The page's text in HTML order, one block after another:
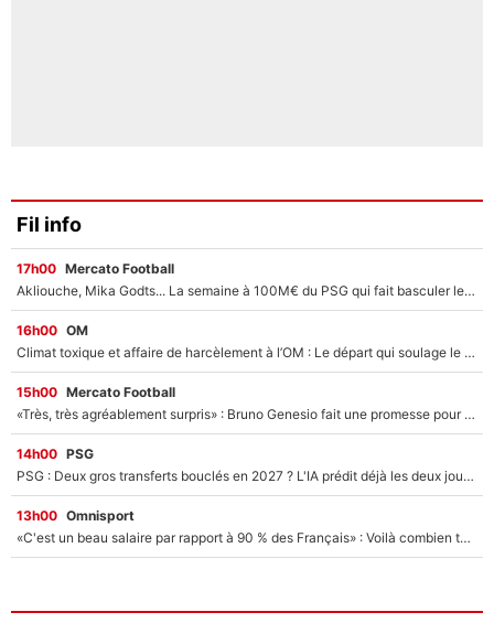
Fil info
17h00 Mercato Football
Akliouche, Mika Godts... La semaine à 100M€ du PSG qui fait basculer le mercato du PSG !
16h00 OM
Climat toxique et affaire de harcèlement à l’OM : Le départ qui soulage le vestiaire de Bruno Genesio
15h00 Mercato Football
«Très, très agréablement surpris» : Bruno Genesio fait une promesse pour la suite du mercato de l’OM et rassure les supporters
14h00 PSG
PSG : Deux gros transferts bouclés en 2027 ? L'IA prédit déjà les deux joueurs qui pourraient rejoindre Luis Enrique !
13h00 Omnisport
«C'est un beau salaire par rapport à 90 % des Français» : Voilà combien touchait Nelson Monfort sur France Télévisions avant de rejoindre CNews